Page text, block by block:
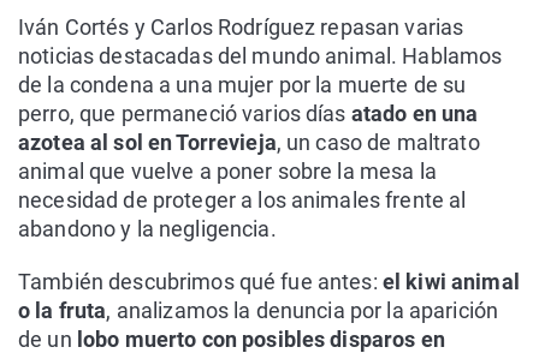
Iván Cortés y Carlos Rodríguez repasan varias
noticias destacadas del mundo animal. Hablamos
de la condena a una mujer por la muerte de su
perro, que permaneció varios días atado en una
azotea al sol en Torrevieja, un caso de maltrato
animal que vuelve a poner sobre la mesa la
necesidad de proteger a los animales frente al
abandono y la negligencia.
También descubrimos qué fue antes: el kiwi animal
o la fruta, analizamos la denuncia por la aparición
de un lobo muerto con posibles disparos en